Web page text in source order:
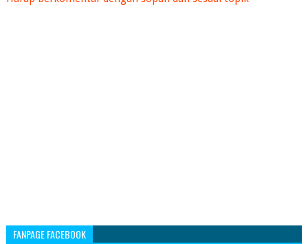
FANPAGE FACEBOOK